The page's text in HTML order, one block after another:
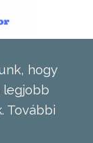
hogy
legjobb
További